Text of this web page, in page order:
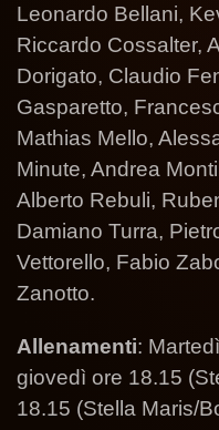
Leonardo Bellani,
Riccardo Cossalter,
Dorigato, Claudio
Gasparetto,
Mathias Mello,
Minute, Andrea
Alberto Rebuli,
Damiano Turra,
Vettorello, Fabio
Zanotto.
Allenamenti:
giovedì ore 18.15
18.15 (Stella Maris/